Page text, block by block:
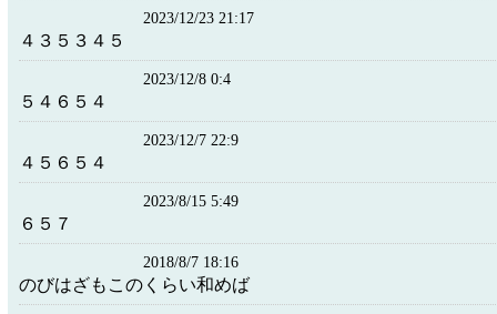
2023/12/23 21:17
４３５３４５
2023/12/8 0:4
５４６５４
2023/12/7 22:9
４５６５４
2023/8/15 5:49
６５７
2018/8/7 18:16
のびはざもこのくらい和めば